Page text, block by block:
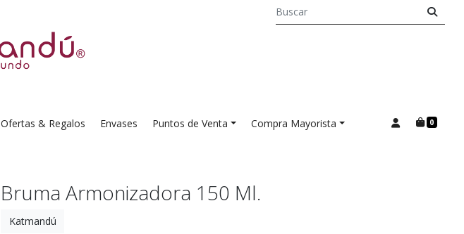
Ofertas & Regalos Envases Puntos de Venta Compra Mayorista 0
Bruma Armonizadora 150 Ml.
Katmandú